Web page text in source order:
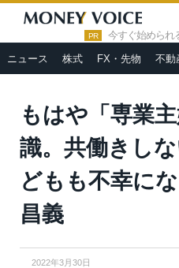
PR 今すぐ始められ
ニュース 株式 FX・先物 不動
HOME » ビジネス・ライフ
識。共働きしないと夫婦も子ども
もはや「専業
識。共働きし
どもも不幸に
昌義
2022年3月30日